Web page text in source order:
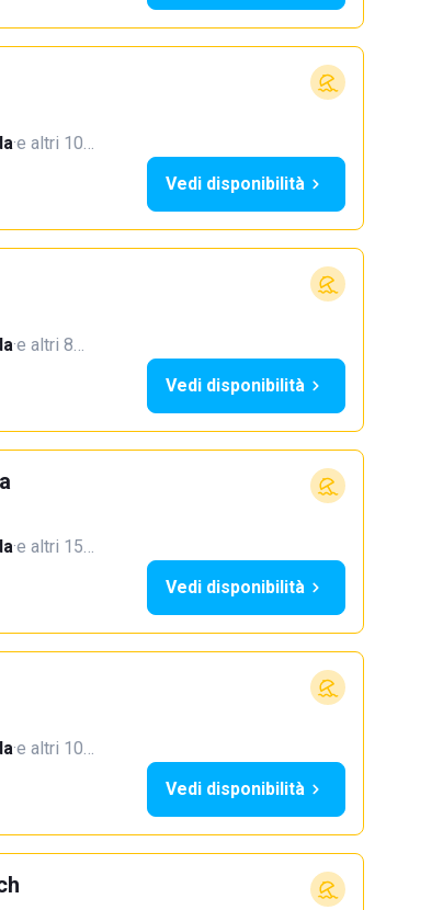
·e altri 10…
Vedi disponibilità
·e altri 8…
Vedi disponibilità
·e altri 15…
Vedi disponibilità
·e altri 10…
Vedi disponibilità